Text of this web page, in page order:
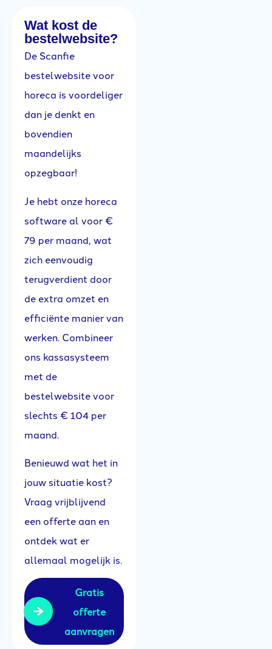
Wat kost de
bestelwebsite?
De Scanfie
bestelwebsite voor
horeca is voordeliger
dan je denkt en
bovendien
maandelijks
opzegbaar!
Je hebt onze horeca
software al voor €
79 per maand, wat
zich eenvoudig
terugverdient door
de extra omzet en
efficiënte manier van
werken. Combineer
ons kassasysteem
met de
bestelwebsite voor
slechts € 104 per
maand.
Benieuwd wat het in
jouw situatie kost?
Vraag vrijblijvend
een offerte aan en
ontdek wat er
allemaal mogelijk is.
Gratis
offerte
aanvragen